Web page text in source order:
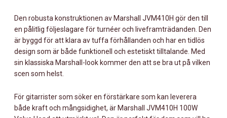
Den robusta konstruktionen av Marshall JVM410H gör den till
en pålitlig följeslagare för turnéer och liveframträdanden. Den
är byggd för att klara av tuffa förhållanden och har en tidlös
design som är både funktionell och estetiskt tilltalande. Med
sin klassiska Marshall-look kommer den att se bra ut på vilken
scen som helst.
För gitarrister som söker en förstärkare som kan leverera
både kraft och mångsidighet, är Marshall JVM410H 100W